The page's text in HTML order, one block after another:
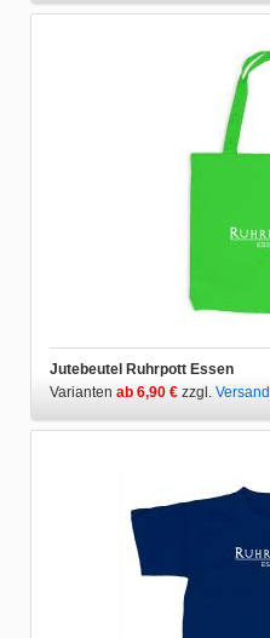
Jutebeutel Ruhrpott Essen
Varianten ab 6,90 € zzgl. Versand